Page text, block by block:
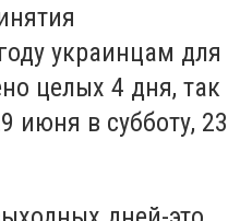
украинцам для
целых 4 дня, так
июня в субботу, 23